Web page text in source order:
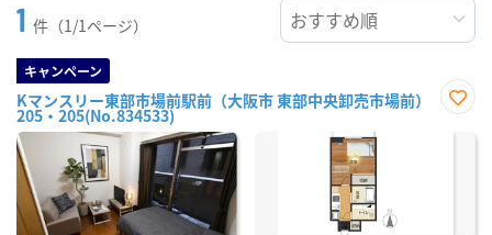
1 件（1/1ページ）
キャンペーン
Kマンスリー東部市場前駅前（大阪市 東部中央卸売市場前）
205・205(No.834533)
に入